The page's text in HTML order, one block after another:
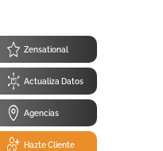
Zensational
Actualiza Datos
Agencias
Hazte Cliente
de Ahorro